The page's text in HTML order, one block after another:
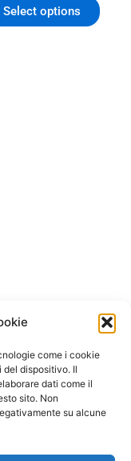
come i cookie
dispositivo. Il
dati come il
sito. Non
su alcune
Select options